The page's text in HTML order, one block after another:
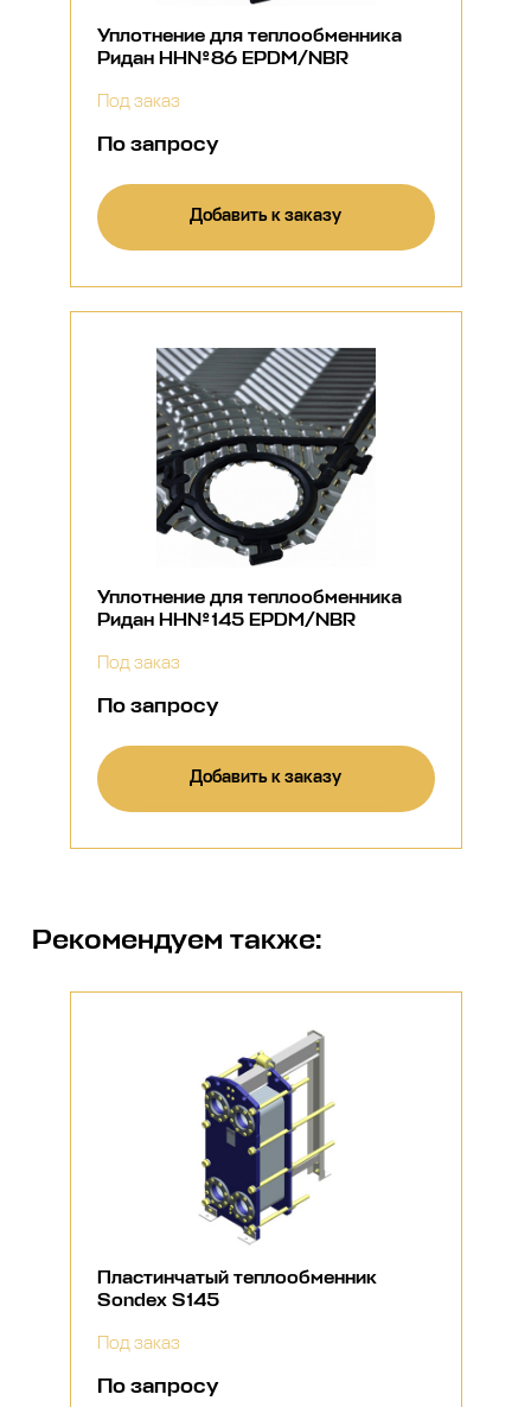
Уплотнение для теплообменника
Ридан НН№86 EPDM/NBR
Под заказ
По запросу
Добавить к заказу
Уплотнение для теплообменника
Ридан НН№145 EPDM/NBR
Под заказ
По запросу
Добавить к заказу
Рекомендуем также:
Пластинчатый теплообменник
Sondex S145
Под заказ
По запросу